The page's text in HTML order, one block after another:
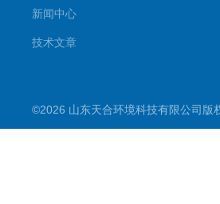
新闻中心
技术文章
©2026 山东天合环境科技有限公司